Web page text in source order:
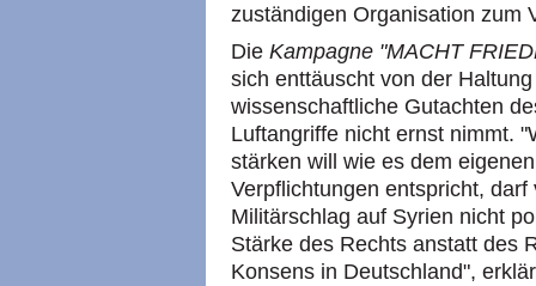
zuständigen Organisation zum
Die Kampagne "MACHT
sich enttäuscht von der
wissenschaftliche Gutachten
Luftangriffe nicht ernst nimmt.
stärken will wie es dem
Verpflichtungen entspricht,
Militärschlag auf Syrien nicht
Stärke des Rechts anstatt des
Konsens in Deutschland",